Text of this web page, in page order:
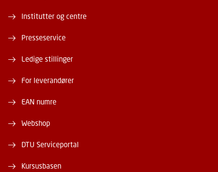
Institutter og centre
Presseservice
Ledige stillinger
For leverandører
EAN numre
Webshop
DTU Serviceportal
Kursusbasen